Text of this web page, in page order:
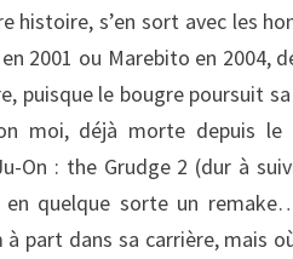
histoire, s’en sort avec les
2001 ou Marebito en 2004,
puisque le bougre poursuit
moi, déjà morte depuis le
On : the Grudge 2 (dur à
quelque sorte un
part dans sa carrière, mais